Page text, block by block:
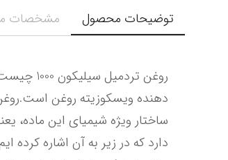
توضیحات محصول مشخصات